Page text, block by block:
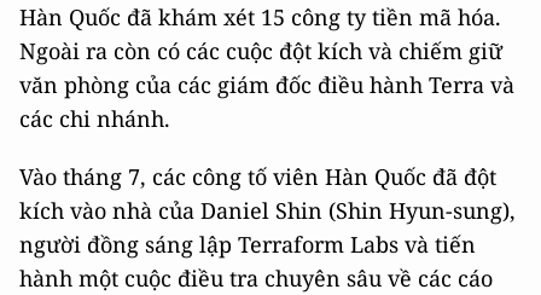
Hàn Quốc đã khám xét 15 công ty tiền mã hóa.
Ngoài ra còn có các cuộc đột kích và chiếm giữ
văn phòng của các giám đốc điều hành Terra và
các chi nhánh.
Vào tháng 7, các công tố viên Hàn Quốc đã đột
kích vào nhà của Daniel Shin (Shin Hyun-sung),
người đồng sáng lập Terraform Labs và tiến
hành một cuộc điều tra chuyên sâu về các cáo